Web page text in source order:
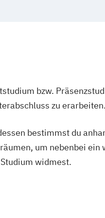
bzw.
zu erarbeiten.
bestimmst du
um nebenbei ein
widmest.